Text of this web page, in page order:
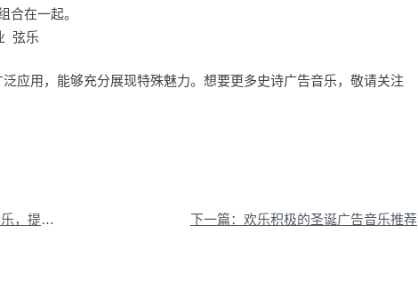
合在一起。
弦乐
应用，能够充分展现特殊魅力。想要更多史诗广告音乐，敬请关注
发品质 下一篇：欢乐积极的圣诞广告音乐推荐